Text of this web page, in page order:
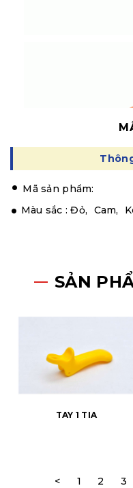
Mã sản phẩm:
. Màu sắc : Đỏ, Cam,
SẢN
TAY 1 TIA
< 1 2 3